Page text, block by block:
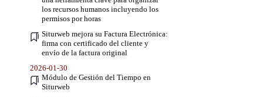
los recursos humanos incluyendo los
permisos por horas
Siturweb mejora su Factura Electrónica:
firma con certificado del cliente y
envío de la factura original
2026-01-30
Módulo de Gestión del Tiempo en
Siturweb